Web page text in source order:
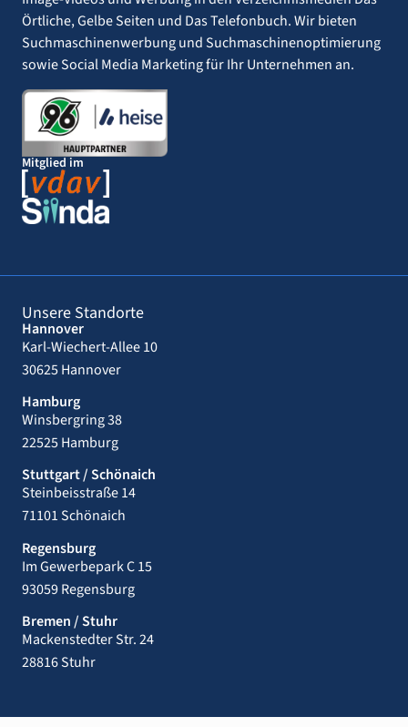
Örtliche, Gelbe Seiten und Das Telefonbuch. Wir bieten
Suchmaschinenwerbung und Suchmaschinenoptimierung
sowie Social Media Marketing für Ihr Unternehmen an.
Mitglied im
Unsere Standorte
Hannover
Karl-Wiechert-Allee 10
30625 Hannover
Hamburg
Winsbergring 38
22525 Hamburg
Stuttgart / Schönaich
Steinbeisstraße 14
71101 Schönaich
Regensburg
Im Gewerbepark C 15
93059 Regensburg
Bremen / Stuhr
Mackenstedter Str. 24
28816 Stuhr